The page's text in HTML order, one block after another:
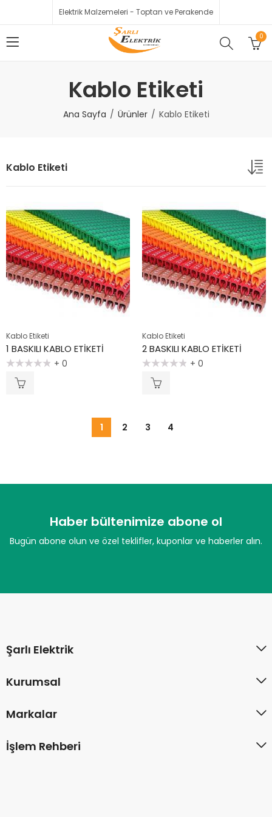
Elektrik Malzemeleri - Toptan ve Perakende
0
Kablo Etiketi
Ana Sayfa Ürünler Kablo Etiketi
Kablo Etiketi
Kablo Etiketi
1 BASKILI KABLO ETİKETİ
üzerinden
+ 0
Kablo Etiketi
2 BASKILI KABLO ETİKETİ
üzerinden
+ 0
1 2 3 4
Haber bültenimize abone ol
Bugün abone olun ve özel teklifler, kuponlar ve haberler alın.
Şarlı Elektrik
Kurumsal
Markalar
İşlem Rehberi